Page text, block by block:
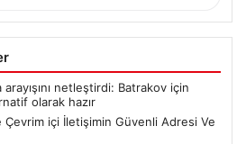
netleştirdi: Batrakov için
olarak hazır
Çevrim içi İletişimin Güvenli Adresi Ve